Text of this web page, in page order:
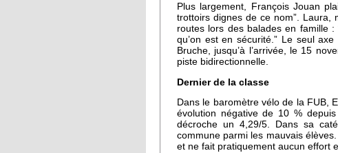
Plus largement, François Jouan
trottoirs dignes de ce nom”.
routes lors des balades en famille
qu’on est en sécurité.” Le seul
Bruche, jusqu’à l’arrivée, le 15
piste bidirectionnelle.
Dernier de la classe
Dans le baromètre vélo de la FUB,
évolution négative de 10 %
décroche un 4,29/5. Dans sa
commune parmi les mauvais élèves.
et ne fait pratiquement aucun effort